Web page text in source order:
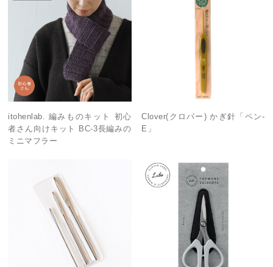
itohenlab. 編みものキット 初心
者さん向けキット BC-3長編みの
ミニマフラー
Clover(クロバー) かぎ針「ペン-
E」